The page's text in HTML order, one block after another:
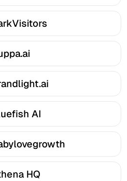
AI
HQ